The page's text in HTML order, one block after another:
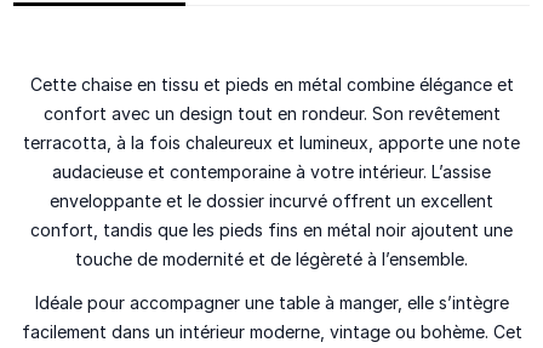
Cette chaise en tissu et pieds en métal combine élégance et
confort avec un design tout en rondeur. Son revêtement
terracotta, à la fois chaleureux et lumineux, apporte une note
audacieuse et contemporaine à votre intérieur. L’assise
enveloppante et le dossier incurvé offrent un excellent
confort, tandis que les pieds fins en métal noir ajoutent une
touche de modernité et de légèreté à l’ensemble.
Idéale pour accompagner une table à manger, elle s’intègre
facilement dans un intérieur moderne, vintage ou bohème. Cet